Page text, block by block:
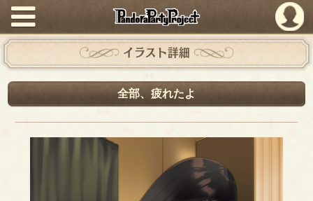
PandoraPartyProject
イラスト詳細
全部、疲れたよ